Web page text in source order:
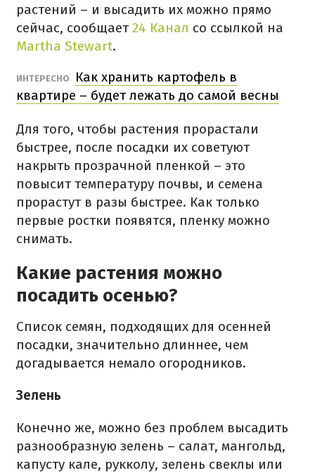
растений – и высадить их можно прямо
сейчас, сообщает24 Канал со ссылкой на
Martha Stewart.
ИНТЕРЕСНО
Как хранить картофель в
квартире – будет лежать до самой весны
Для того, чтобы растения прорастали
быстрее, после посадки их советуют
накрыть прозрачной пленкой – это
повысит температуру почвы, и семена
прорастут в разы быстрее. Как только
первые ростки появятся, пленку можно
снимать.
Какие растения можно
посадить осенью?
Список семян, подходящих для осенней
посадки, значительно длиннее, чем
догадывается немало огородников.
Зелень
Конечно же, можно без проблем высадить
разнообразную зелень – салат, мангольд,
капусту кале, рукколу, зелень свеклы или